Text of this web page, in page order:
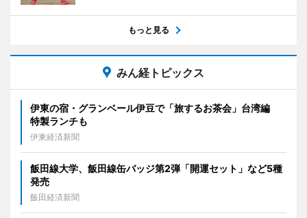
もっと見る
みん経トピックス
伊東の宿・グランベール伊豆で「旅するお茶会」台湾編
特製ランチも
伊東経済新聞
飯田線大学、飯田線缶バッジ第2弾「開運セット」など5種
発売
飯田経済新聞